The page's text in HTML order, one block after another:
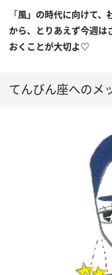
「風」の時代に向けて、
から、とりあえず今週は
おくことが大切よ♡
てんびん座へのメ